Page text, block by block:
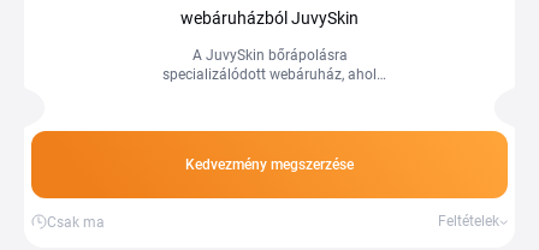
folyamatosan változnak, ezért új rendelés előtt célszerű
webáruházból JuvySkin
A JuvySkin bőrápolásra
specializálódott webáruház, ahol
egy helyen. Egy...
Kedvezmény megszerzése
Csak ma Feltételek